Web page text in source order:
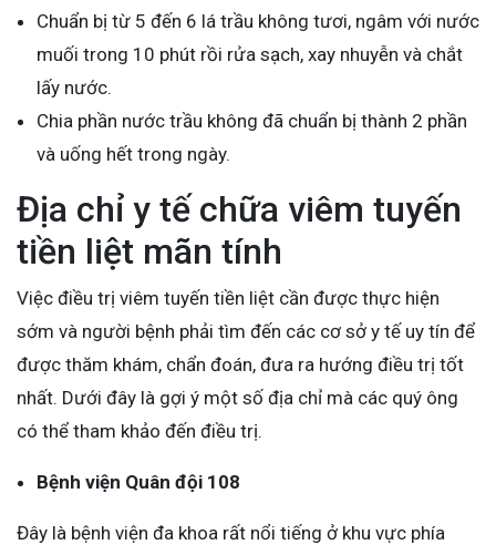
Chuẩn bị từ 5 đến 6 lá trầu không tươi, ngâm với nước
muối trong 10 phút rồi rửa sạch, xay nhuyễn và chắt
lấy nước.
Chia phần nước trầu không đã chuẩn bị thành 2 phần
và uống hết trong ngày.
Địa chỉ y tế chữa viêm tuyến
tiền liệt mãn tính
Việc điều trị viêm tuyến tiền liệt cần được thực hiện
sớm và người bệnh phải tìm đến các cơ sở y tế uy tín để
được thăm khám, chẩn đoán, đưa ra hướng điều trị tốt
nhất. Dưới đây là gợi ý một số địa chỉ mà các quý ông
có thể tham khảo đến điều trị.
Bệnh viện Quân đội 108
Đây là bệnh viện đa khoa rất nổi tiếng ở khu vực phía